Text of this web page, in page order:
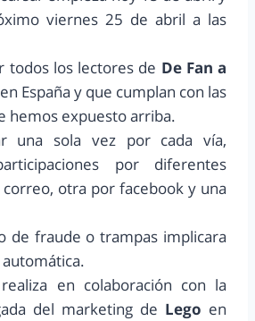
viernes 25 de abril a las
todos los lectores de De Fan a
España y que cumplan con las
hemos expuesto arriba.
una sola vez por cada vía,
por diferentes
otra por facebook y una
de fraude o trampas implicara
en colaboración con la
del marketing de Lego en